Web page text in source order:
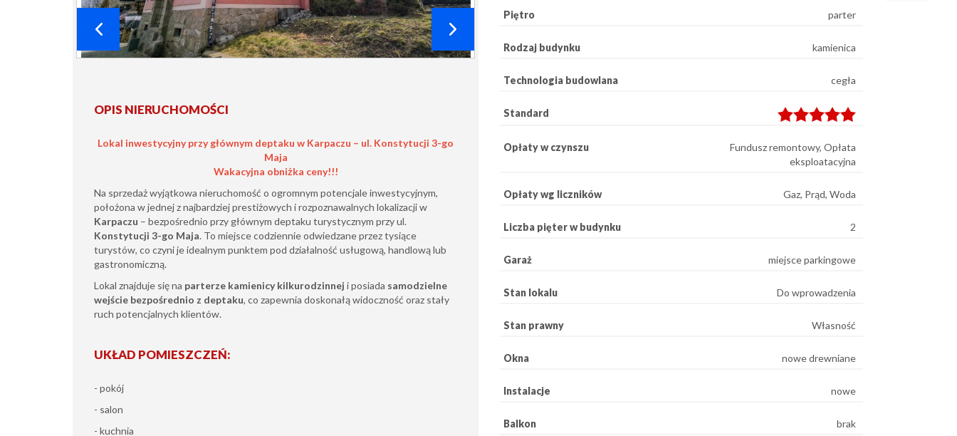
OPIS NIERUCHOMOŚCI
Lokal inwestycyjny przy głównym deptaku w Karpaczu – ul. Konstytucji 3-go
Maja
Wakacyjna obniżka ceny!!!
Na sprzedaż wyjątkowa nieruchomość o ogromnym potencjale inwestycyjnym,
położona w jednej z najbardziej prestiżowych i rozpoznawalnych lokalizacji w
Karpaczu – bezpośrednio przy głównym deptaku turystycznym przy ul.
Konstytucji 3-go Maja. To miejsce codziennie odwiedzane przez tysiące
turystów, co czyni je idealnym punktem pod działalność usługową, handlową lub
gastronomiczną.
Lokal znajduje się na parterze kamienicy kilkurodzinnej i posiada samodzielne
wejście bezpośrednio z deptaku, co zapewnia doskonałą widoczność oraz stały
ruch potencjalnych klientów.
UKŁAD POMIESZCZEŃ:
- pokój
- salon
- kuchnia
Piętro parter
Rodzaj budynku kamienica
Technologia budowlana cegła
Standard
Opłaty w czynszu
Fundusz remontowy, Opłata
eksploatacyjna
Opłaty wg liczników Gaz, Prąd, Woda
Liczba pięter w budynku 2
Garaż miejsce parkingowe
Stan lokalu Do wprowadzenia
Stan prawny Własność
Okna nowe drewniane
Instalacje nowe
Balkon brak